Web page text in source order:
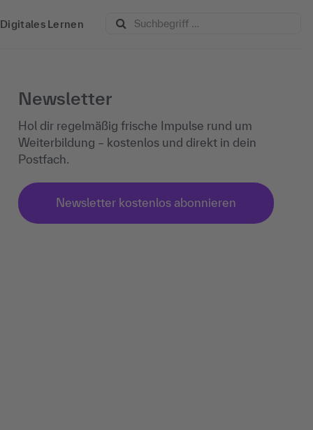
Digitales Lernen
Newsletter
Hol dir regelmäßig frische Impulse rund um
Weiterbildung – kostenlos und direkt in dein
Postfach.
Newsletter kostenlos abonnieren